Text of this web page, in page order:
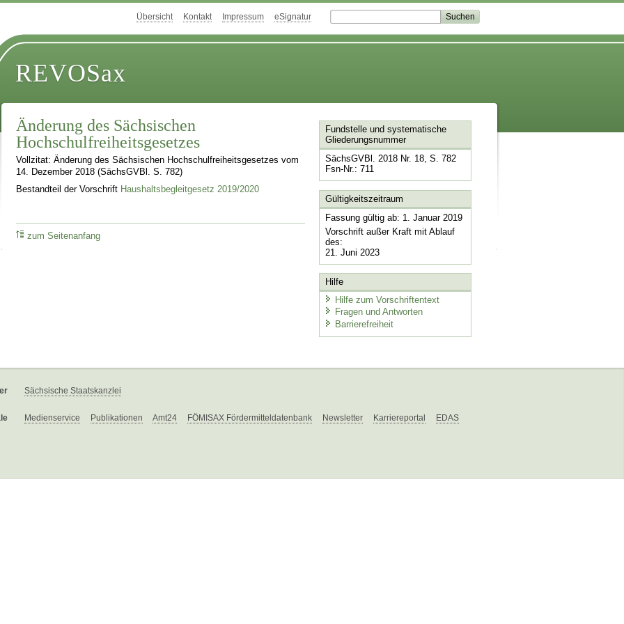
Übersicht Kontakt Impressum eSignatur
REVOSax
Änderung des Sächsischen
Hochschulfreiheitsgesetzes
Vollzitat: Änderung des Sächsischen Hochschulfreiheitsgesetzes vom
14. Dezember 2018 (SächsGVBl. S. 782)
Bestandteil der Vorschrift Haushaltsbegleitgesetz 2019/2020
zum Seitenanfang
Fundstelle und systematische
Gliederungsnummer
SächsGVBl. 2018 Nr. 18, S. 782
Fsn-Nr.: 711
Gültigkeitszeitraum
Fassung gültig ab: 1. Januar 2019
Vorschrift außer Kraft mit Ablauf
des:
21. Juni 2023
Hilfe
Hilfe zum Vorschriftentext
Fragen und Antworten
Barrierefreiheit
Sächsische Staatskanzlei
Medienservice Publikationen Amt24 FÖMISAX Fördermitteldatenbank Newsletter Karriereportal EDAS